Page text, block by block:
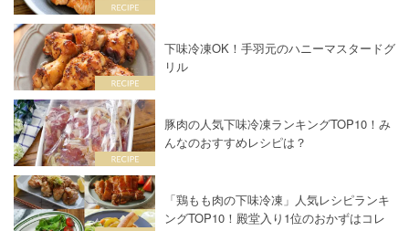
下味冷凍OK！手羽元のハニーマスタードグ
リル
豚肉の人気下味冷凍ランキングTOP10！み
んなのおすすめレシピは？
「鶏もも肉の下味冷凍」人気レシピランキ
ングTOP10！殿堂入り1位のおかずはコレ